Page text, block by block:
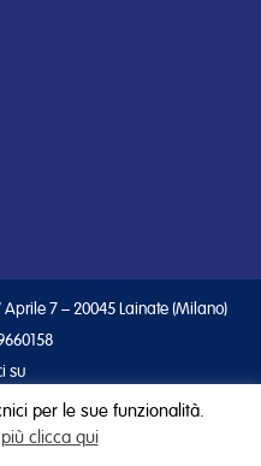
7 – 20045 Lainate (Milano)
su
per le sue funzionalità.
clicca qui